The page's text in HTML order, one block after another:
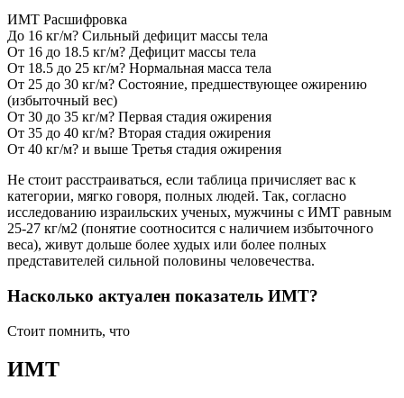
ИМТ Расшифровка
До 16 кг/м? Сильный дефицит массы тела
От 16 до 18.5 кг/м? Дефицит массы тела
От 18.5 до 25 кг/м? Нормальная масса тела
От 25 до 30 кг/м? Состояние, предшествующее ожирению
(избыточный вес)
От 30 до 35 кг/м? Первая стадия ожирения
От 35 до 40 кг/м? Вторая стадия ожирения
От 40 кг/м? и выше Третья стадия ожирения
Не стоит расстраиваться, если таблица причисляет вас к
категории, мягко говоря, полных людей. Так, согласно
исследованию израильских ученых, мужчины с ИМТ равным
25-27 кг/м2 (понятие соотносится с наличием избыточного
веса), живут дольше более худых или более полных
представителей сильной половины человечества.
Насколько актуален показатель ИМТ?
Стоит помнить, что
ИМТ